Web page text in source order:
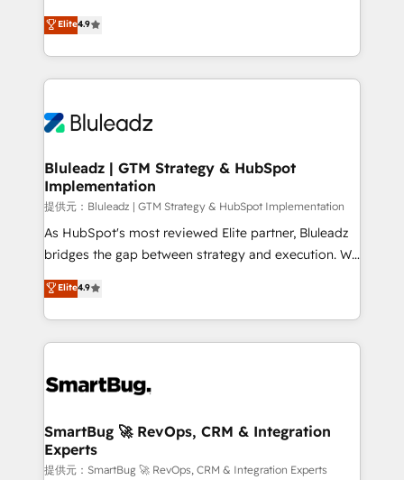
ティブ・エージェンシーとして、HubSpot Eliteの実装
力で顧客フロント業務を再設計します。 💡 100inc は何
をする会社か？ HubSpotを共通基盤に、AIエージェン
トを組み込んだ顧客フロント業務（マーケティング・営
ィブ・エージェンシーです。事業部・グループ会社・部
を、CRMを軸とした全社共通基盤に再構築します。意
思決定者・PMO・現場担当者に並走します。 1️⃣
HubSpot導入・活用支援 顧客データの一元化から、
GTMの見える化・自動化まで。全Hub統合運用、デー
タ品質設計、グループ横断のCRM統合に対応します。
の一部をAIが自律実行する組織への移行を設計・実装。
Breeze・Claude等をHubSpotと連携させ、役割定義・
革を、構想から実装・定着までPMOとして主導。「設
の統合・浸透・変革管理を実行します。 ▸ CMS戦略設
計・構築：リード獲得・CVR・SEOを前提にした情報設
計・導線設計・テンプレート設計をContent Hubで一体
Elite4.9
Bluleadz | GTM Strategy & HubSpot
Implementation
提供元：Bluleadz | GTM Strategy & HubSpot Implementation
As HubSpot's most reviewed Elite partner, Bluleadz
bridges the gap between strategy and execution. We
don't just "set up tools" — we install the GTM
Operating System (GTM OS) to align your leadership
and engineer a portal that drives predictable
revenue velocity. 🚀 GTM Strategy & Alignment
stalling growth. Fix your ICP, Math, and Story to stop
Scalable Architecture: Zero-technical-debt setup
across all Hubs, validated by our 7 HubSpot
Accreditations. AI-Powered RevOps: Breeze AI,
Elite4.9
SmartBug 🚀 RevOps, CRM & Integration
Experts
提供元：SmartBug 🚀 RevOps, CRM & Integration Experts